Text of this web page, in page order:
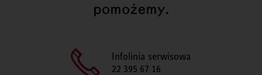
pomożemy.
Infolinia serwisowa
22 395 67 16